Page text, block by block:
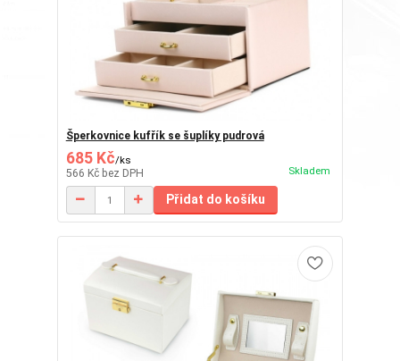
Šperkovnice kufřík se šuplíky pudrová
685 Kč/ks
566 Kč bez DPH Skladem
Přidat do košíku